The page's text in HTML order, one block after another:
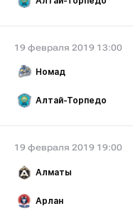
19 февраля 2019 13:00
Номад
Алтай-Торпедо
19 февраля 2019 19:00
Алматы
Арлан